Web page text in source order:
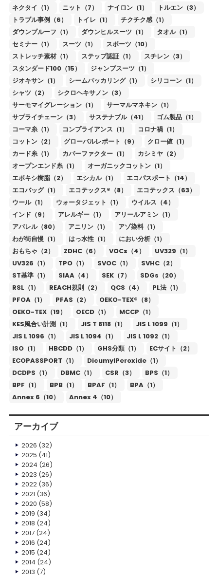
ネクタイ（1） ニット（7） ナイロン（1）
トルエン（3）
トラブル事例（6）
トイレ（1）
チクチク感（1）
ダウンプルーフ（1）
ダウンヒルスーツ（1）
タオル（1）
セミナー（1）
スーツ（1）
スポーツ（10）
ストレッチ素材（1）
ステップ認証（1）
スチレン（3）
スタンダード100（15）
ジャンプスーツ（1）
ジオキサン（1）
シームパッカリング（1）
シリコーン（1）
シャツ（2）
シクロヘキサノン（3）
サーモマイグレーション（1）
サーマルマネキン（1）
サプライチェーン（3）
サステナブル（41）
ゴム製品（1）
コーマ糸（1）
コンプライアンス（1）
コロナ禍（1）
コットン（2）
グローバルレポート（9）
クロー値（1）
カード糸（1）
カバーファクター（1）
カシミヤ（2）
オープンエンド糸（1）
オーガニックコットン（1）
エポキシ樹脂（2）
エシカル（1）
エコパスポート（14）
エコバッグ（1）
エコテックス®（8）
エコテックス（63）
ウール（1）
ウォータジェット（1）
ウイルス（4）
インド（9）
アレルギー（1）
アリールアミン（1）
アパレル（80）
アニリン（1）
アゾ染料（1）
わが街自慢（1）
はっ水性（1）
におい分析（1）
おもちゃ（2）
ZDHC（6） VOCs（4）
UV329（1）
UV326（1）
TPO（1） SVOC（1）
SVHC（2）
ST基準（1）
SIAA（4） SEK（7）
SDGs（20）
RSL（1）
REACH規則（2） QCS（4）
PL法（1）
PFOA（1）
PFAS（2）
OEKO-TEX®（8）
OEKO-TEX（19）
OECD（1）
MCCP（1）
KES風合い計測（1）
JIS T 8118（1）
JIS L 1099（1）
JIS L 1096（1）
JIS L 1094（1）
JIS L 1092（1）
ISO（1）
HBCDD（1） GHS分類（1）
ECサイト（2）
ECOPASSPORT（1）
DicumylPeroxide（1）
DCDPS（1）
DBMC（1） CSR（3）
BPS（1）
BPF（1）
BPB（1） BPAF（1）
BPA（1）
Annex 6（10）
Annex 4（10）
アーカイブ
2026 (32)
2025 (41)
2024 (26)
2023 (26)
2022(36)
2021 (36)
2020 (58)
2019 (34)
2018 (24)
2017(24)
2016 (24)
2015 (24)
2014 (24)
2013 (7)